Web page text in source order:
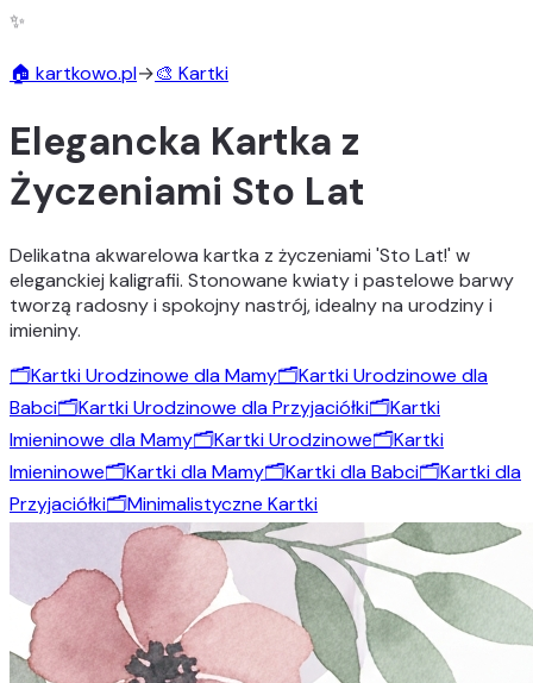
✨
🏠 kartkowo.pl→🎨 Kartki
Elegancka Kartka z
Życzeniami Sto Lat
Delikatna akwarelowa kartka z życzeniami 'Sto Lat!' w
eleganckiej kaligrafii. Stonowane kwiaty i pastelowe barwy
tworzą radosny i spokojny nastrój, idealny na urodziny i
imieniny.
🗂️Kartki Urodzinowe dla Mamy🗂️Kartki Urodzinowe dla
Babci🗂️Kartki Urodzinowe dla Przyjaciółki🗂️Kartki
Imieninowe dla Mamy🗂️Kartki Urodzinowe🗂️Kartki
Imieninowe🗂️Kartki dla Mamy🗂️Kartki dla Babci🗂️Kartki dla
Przyjaciółki🗂️Minimalistyczne Kartki